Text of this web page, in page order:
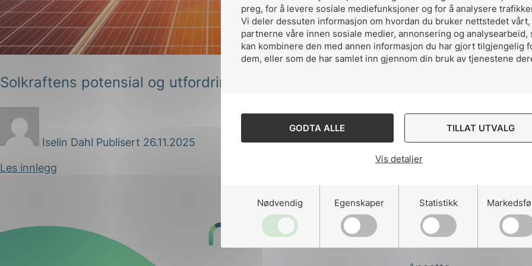
preg, for å levere sosiale mediefunksjoner og for å analysere
Vi deler dessuten informasjon om hvordan du bruker nettstedet vårt,
partnerne våre innen sosiale medier, annonsering og analysearbeid,
kan kombinere den med annen informasjon du har gjort tilgjengelig
dem, eller som de har samlet inn gjennom din bruk av tjenestene
GODTA ALLE TILLAT UTVALG
Vis detaljer
Nødvendig Egenskaper Statistikk
Forsvar og beredskap
Industri og automatisering
Maritime elinstallasjoner
Overføring og distribusjon
Samferdsel
Norsk English
Solkraftens potensial og utfordringer
Iselin Dahl Publisert 26.11.2025
Les innlegg
Kontakt oss